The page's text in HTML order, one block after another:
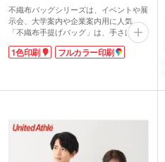
不織布バッグシリーズは、イベントや展
示会、大学案内や企業案内用に人気。
「不織布手提げバッグ」は、手さげにも
ショルダーにも使える2wayタイプ。書
類やパンフレットが横にスマートに収納
ダークグレーなど、豊富なバリエーショ
1色印刷 フルカラー印刷